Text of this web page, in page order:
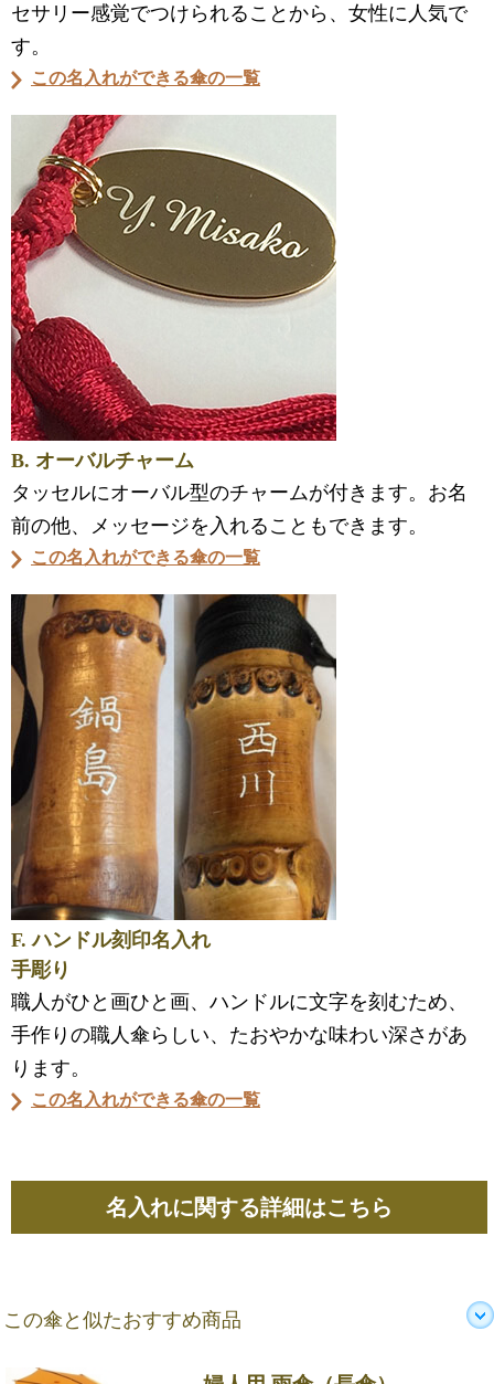
セサリー感覚でつけられることから、女性に人気で
す。
この名入れができる傘の一覧
B. オーバルチャーム
タッセルにオーバル型のチャームが付きます。お名
前の他、メッセージを入れることもできます。
この名入れができる傘の一覧
F. ハンドル刻印名入れ
手彫り
職人がひと画ひと画、ハンドルに文字を刻むため、
手作りの職人傘らしい、たおやかな味わい深さがあ
ります。
この名入れができる傘の一覧
名入れに関する詳細はこちら
この傘と似たおすすめ商品